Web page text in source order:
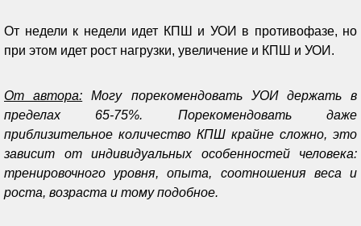
От недели к недели идет КПШ и УОИ в противофазе, но
при этом идет рост нагрузки, увеличение и КПШ и УОИ.
От автора: Могу порекомендовать УОИ держать в
пределах 65-75%. Порекомендовать даже
приблизительное количество КПШ крайне сложно, это
зависит от индивидуальных особенностей человека:
тренировочного уровня, опыта, соотношения веса и
роста, возраста и тому подобное.